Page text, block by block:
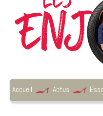
Accueil Actus